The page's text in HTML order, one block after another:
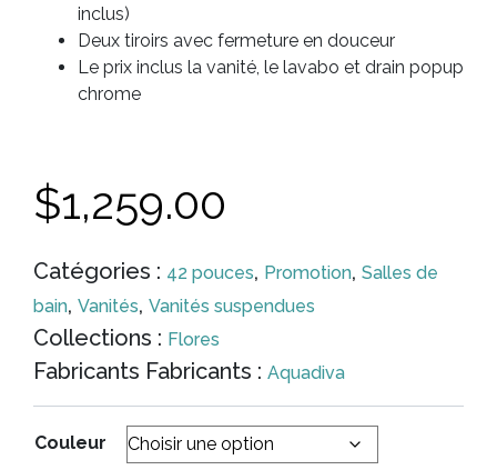
inclus)
Deux tiroirs avec fermeture en douceur
Le prix inclus la vanité, le lavabo et drain popup
chrome
$1,259.00
Catégories : 42 pouces, Promotion, Salles de
bain, Vanités, Vanités suspendues
Collections : Flores
Fabricants Fabricants : Aquadiva
Couleur